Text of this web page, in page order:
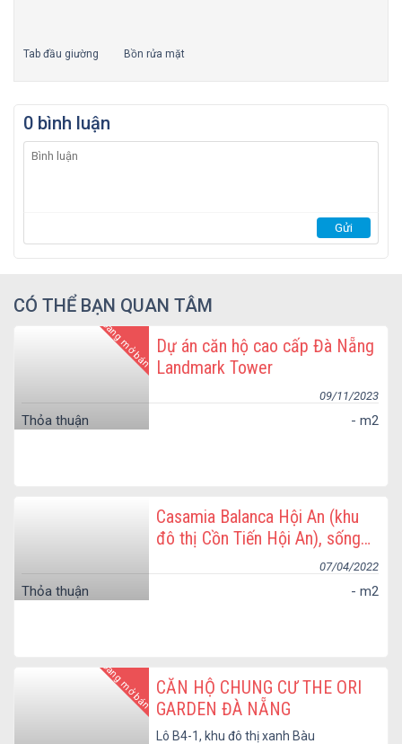
Tab đầu giường Bồn rửa mặt
0 bình luận
CÓ THỂ BẠN QUAN TÂM
Đang mở bán Dự án căn hộ cao cấp Đà Nẵng
Landmark Tower
09/11/2023
Thỏa thuận - m2
Casamia Balanca Hội An (khu
đô thị Cồn Tiến Hội An), sống
đặc quyền giữa lòng di sản07/04/2022
Thỏa thuận - m2
Đang mở bán CĂN HỘ CHUNG CƯ THE ORI
GARDEN ĐÀ NẴNG
Lô B4-1, khu đô thị xanh Bàu